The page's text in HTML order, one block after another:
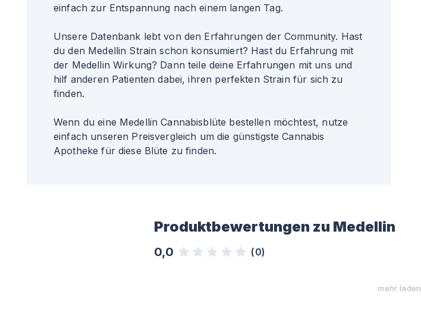
einfach zur Entspannung nach einem langen Tag.
Unsere Datenbank lebt von den Erfahrungen der Community. Hast
du den Medellin Strain schon konsumiert? Hast du Erfahrung mit
der Medellin Wirkung? Dann teile deine Erfahrungen mit uns und
hilf anderen Patienten dabei, ihren perfekten Strain für sich zu
finden.
Wenn du eine Medellin Cannabisblüte bestellen möchtest, nutze
einfach unseren Preisvergleich um die günstigste Cannabis
Apotheke für diese Blüte zu finden.
Produktbewertungen zu Medellin
0,0 (0)
mehr laden